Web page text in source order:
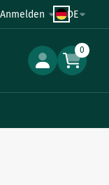
Anmelden DE
0